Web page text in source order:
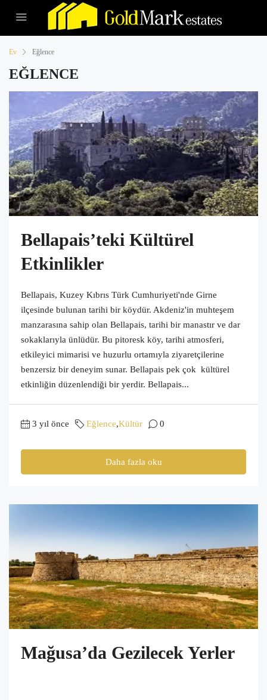
Ev Eğlence
EĞLENCE
Bellapais’teki Kültürel
Etkinlikler
Bellapais, Kuzey Kıbrıs Türk Cumhuriyeti'nde Girne
ilçesinde bulunan tarihi bir köydür. Akdeniz'in muhteşem
manzarasına sahip olan Bellapais, tarihi bir manastır ve dar
sokaklarıyla ünlüdür. Bu pitoresk köy, tarihi atmosferi,
etkileyici mimarisi ve huzurlu ortamıyla ziyaretçilerine
benzersiz bir deneyim sunar. Bellapais pek çok kültürel
etkinliğin düzenlendiği bir yerdir. Bellapais...
3 yıl önce Eğlence,Kültür 0
Daha fazla oku
Mağusa’da Gezilecek Yerler